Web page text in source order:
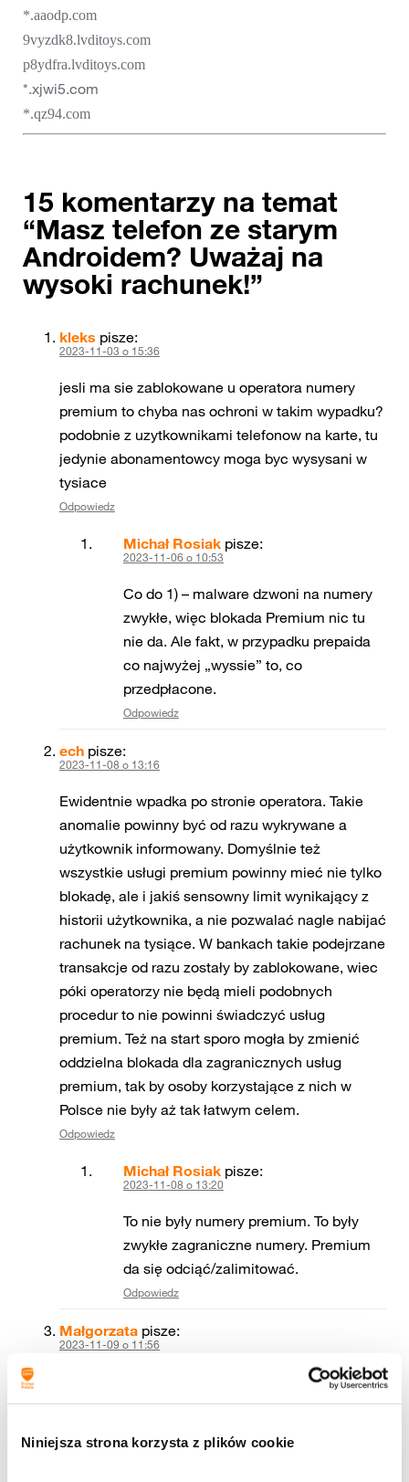
Niniejsza strona korzysta z plików cookie
*.aaodp.com
9vyzdk8.lvditoys.com
p8ydfra.lvditoys.com
*.xjwi5.com
*.qz94.com
15 komentarzy na temat
“Masz telefon ze starym
Androidem? Uważaj na
wysoki rachunek!”
kleks pisze:
2023-11-03 o 15:36
jesli ma sie zablokowane u operatora numery
premium to chyba nas ochroni w takim wypadku?
podobnie z uzytkownikami telefonow na karte, tu
jedynie abonamentowcy moga byc wysysani w
tysiace
Odpowiedz
Michał Rosiak pisze:
2023-11-06 o 10:53
Co do 1) – malware dzwoni na numery
zwykłe, więc blokada Premium nic tu
nie da. Ale fakt, w przypadku prepaida
co najwyżej „wyssie” to, co
przedpłacone.
Odpowiedz
ech pisze:
2023-11-08 o 13:16
Ewidentnie wpadka po stronie operatora. Takie
anomalie powinny być od razu wykrywane a
użytkownik informowany. Domyślnie też
wszystkie usługi premium powinny mieć nie tylko
blokadę, ale i jakiś sensowny limit wynikający z
historii użytkownika, a nie pozwalać nagle nabijać
rachunek na tysiące. W bankach takie podejrzane
transakcje od razu zostały by zablokowane, wiec
póki operatorzy nie będą mieli podobnych
procedur to nie powinni świadczyć usług
premium. Też na start sporo mogła by zmienić
oddzielna blokada dla zagranicznych usług
premium, tak by osoby korzystające z nich w
Polsce nie były aż tak łatwym celem.
Odpowiedz
Michał Rosiak pisze:
2023-11-08 o 13:20
To nie były numery premium. To były
zwykłe zagraniczne numery. Premium
da się odciąć/zalimitować.
Odpowiedz
Małgorzata pisze:
2023-11-09 o 11:56
tak. operator też powinien się ogarnąć, bo nie
można się uśmiechać kiedy kupa spływa po
operator nie wyciąga wniosków po fakcie i po